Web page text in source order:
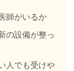
師がいるか
の設備が整っ
人でも受けや